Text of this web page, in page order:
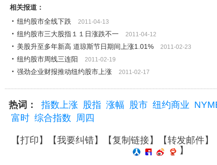
相关报道：
纽约股市全线下跌
2011-04-13
纽约股市三大股指１１日涨跌不一 2011-04-12
美股升至多年新高 道琼斯节日期间上涨1.01% 2011-02-23
纽约股市周线三连阳 2011-02-19
强劲企业财报推动纽约股市上涨 2011-02-17
热词： 指数上涨 股指 涨幅 股市 纽约商业
富时 综合指数 周四
【打印】【我要纠错】【复制链接】【转发邮件】
】